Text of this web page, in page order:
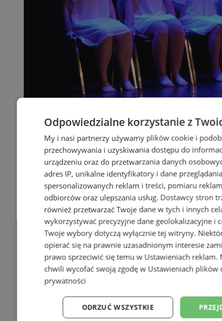
Odpowiedzialne korzystanie z
My i nasi partnerzy używamy plików cookie i
przechowywania i uzyskiwania dostępu do
urządzeniu oraz do przetwarzania danych
adres IP, unikalne identyfikatory i dane
spersonalizowanych reklam i treści, pomiaru
odbiorców oraz ulepszania usług. Dostawcy stron
również przetwarzać Twoje dane w tych i innych
wykorzystywać precyzyjne dane geolokalizacyjne i
Twoje wybory dotyczą wyłącznie tej witryny.
opierać się na prawnie uzasadnionym interesie
prawo sprzeciwić się temu w Ustawieniach reklam.
chwili wycofać swoją zgodę w Ustawieniach plików
prywatności
ODRZUĆ WSZYSTKIE